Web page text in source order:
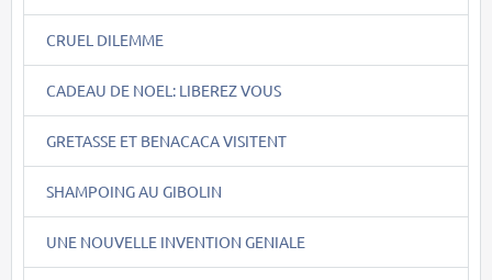
CRUEL DILEMME
CADEAU DE NOEL: LIBEREZ VOUS
GRETASSE ET BENACACA VISITENT
SHAMPOING AU GIBOLIN
UNE NOUVELLE INVENTION GENIALE